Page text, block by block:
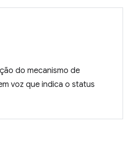
do mecanismo de
voz que indica o status